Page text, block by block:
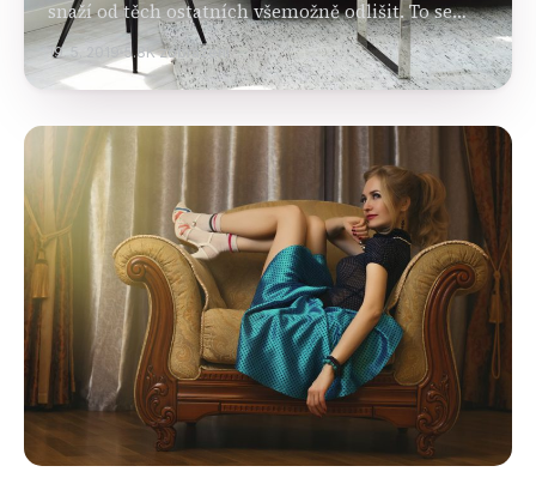
snaží od těch ostatních všemožně odlišit. To se
samozřejmě netýká pouze otázek vizáže, ale také
vzhledu domácnosti. Současná masivní výroba
bohužel tolik…
19. 5. 2019 5.8K zobrazení